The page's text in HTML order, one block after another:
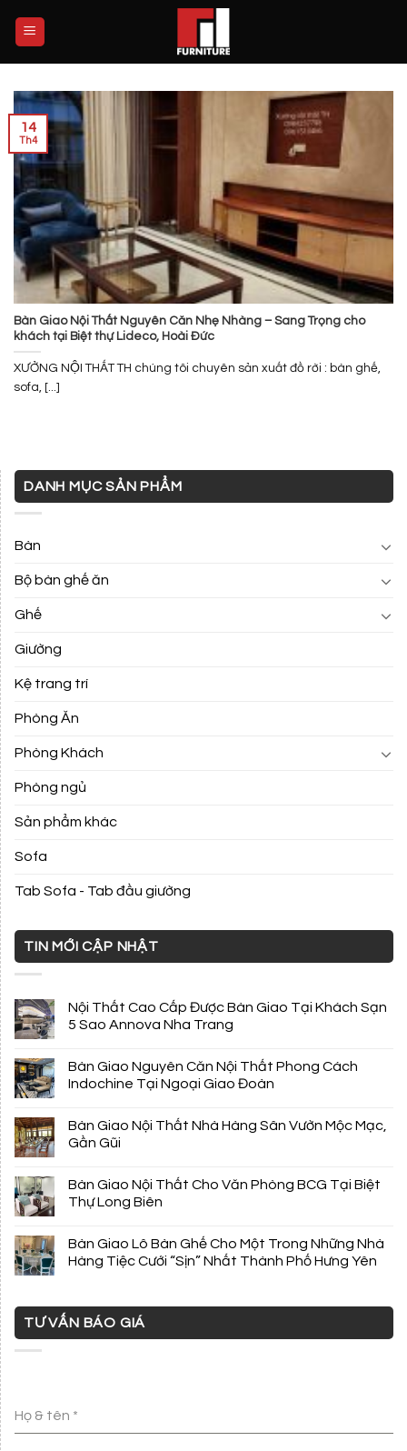
Bàn Giao Nội Thất Nguyên Căn Nhẹ Nhàng – Sang Trọng cho
khách tại Biệt thự Lideco, Hoài Đức
XƯỞNG NỘI THẤT TH chúng tôi chuyên sản xuất đồ rời : bàn ghế,
sofa, [...]
14
Th4
DANH MỤC SẢN PHẨM
Bàn
Bộ bàn ghế ăn
Ghế
Giường
Kệ trang trí
Phòng Ăn
Phòng Khách
Phòng ngủ
Sản phẩm khác
Sofa
Tab Sofa - Tab đầu giường
TIN MỚI CẬP NHẬT
Nội Thất Cao Cấp Được Bàn Giao Tại Khách Sạn
5 Sao Annova Nha Trang
Bàn Giao Nguyên Căn Nội Thất Phong Cách
Indochine Tại Ngoại Giao Đoàn
Bàn Giao Nội Thất Nhà Hàng Sân Vườn Mộc Mạc,
Gần Gũi
Bàn Giao Nội Thất Cho Văn Phòng BCG Tại Biệt
Thự Long Biên
Bàn Giao Lô Bàn Ghế Cho Một Trong Những Nhà
Hàng Tiệc Cưới “Sịn” Nhất Thành Phố Hưng Yên
TƯ VẤN BÁO GIÁ
Họ & tên *